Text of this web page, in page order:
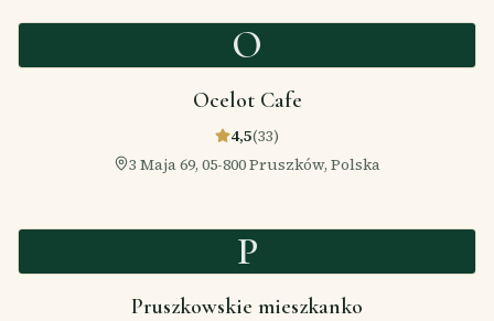
O
Ocelot Cafe
4,5(33)
3 Maja 69, 05-800 Pruszków, Polska
P
Pruszkowskie mieszkanko